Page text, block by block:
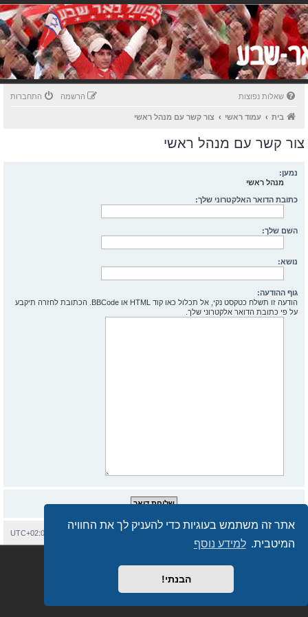
אתר זה משתמש בעוגיות כדי להעניק לך את החוויה
המיטבית. למידע נוסף
הבנתי!
שאלות נפוצות התחברות הרשמה
בית עמוד ראשי צור קשר עם מנהל ראשי
צור קשר עם מנהל ראשי
נמען:
מנהל ראשי
כתובת הדואר האלקטרוני שלך:
השם שלך:
נושא:
גוף ההודעה:
הודעה זו תשלח כטקסט נקי, אל תכלול כאו קוד HTML או BBCode. הכתובת לחזרה תיקבע
על פי כתובת הדואר אלקטרוני שלך.
UTC+02:00 מחיקת עוגיות
Revolution style by
מבוסס עלphpBB.co.il - פורומים בעברית . © 2017 - phpBB.co.il.